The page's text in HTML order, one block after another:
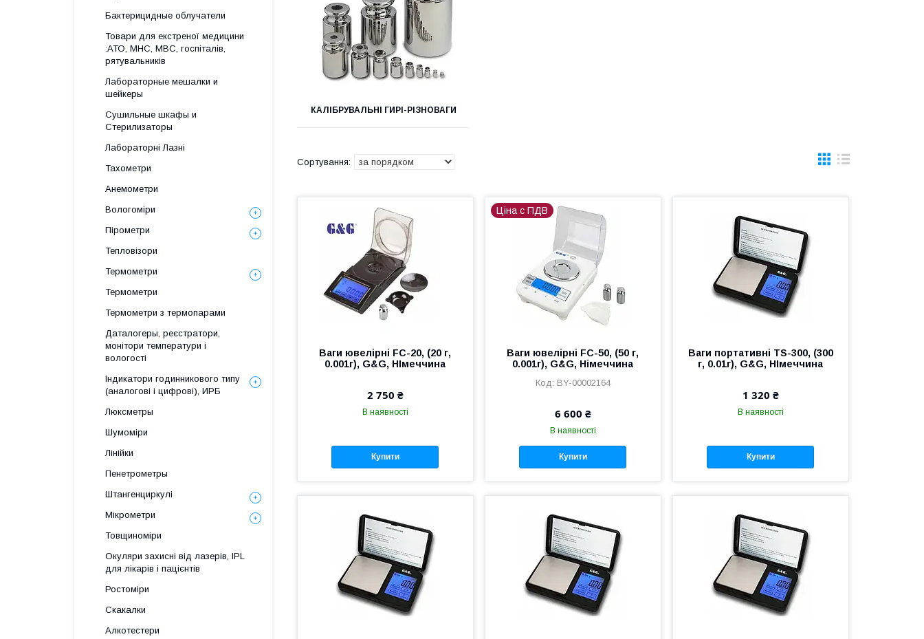
КАЛІБРУВАЛЬНІ ГИРІ-РІЗНОВАГИ
Ваги ювелірні FC-20, (20 г,
0.001г), G&G, НІмеччина
2 750 ₴
В наявності
Купити
Ціна с ПДВ
Ваги ювелірні FC-50, (50 г,
0.001г), G&G, Німеччина
BY-00002164
6 600 ₴
В наявності
Купити
Ваги портативні TS-300, (300
г, 0.01г), G&G, НІмеччина
1 320 ₴
В наявності
Купити
Бактерицидные облучатели
Товари для екстреної медицини
:АТО, МНС, МВС, госпіталів,
рятувальників
Лабораторные мешалки и
шейкеры
Сушильные шкафы и
Стерилизаторы
Лабораторні Лазні
Тахометри
Анемометри
Вологоміри
Пірометри
Тепловізори
Термометри
Термометри
Термометри з термопарами
Даталогеры, реєстратори,
монітори температури і
вологості
Індикатори годинникового типу
(аналогові і цифрові), ИРБ
Люксметры
Шумоміри
Лінійки
Пенетрометры
Штангенциркулі
Мікрометри
Товщиноміри
Окуляри захисні від лазерів, IPL
для лікарів і пацієнтів
Ростоміри
Скакалки
Алкотестери